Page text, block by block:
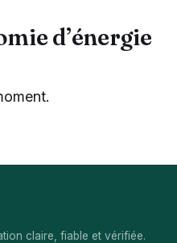
d’énergie
claire, fiable et vérifiée.